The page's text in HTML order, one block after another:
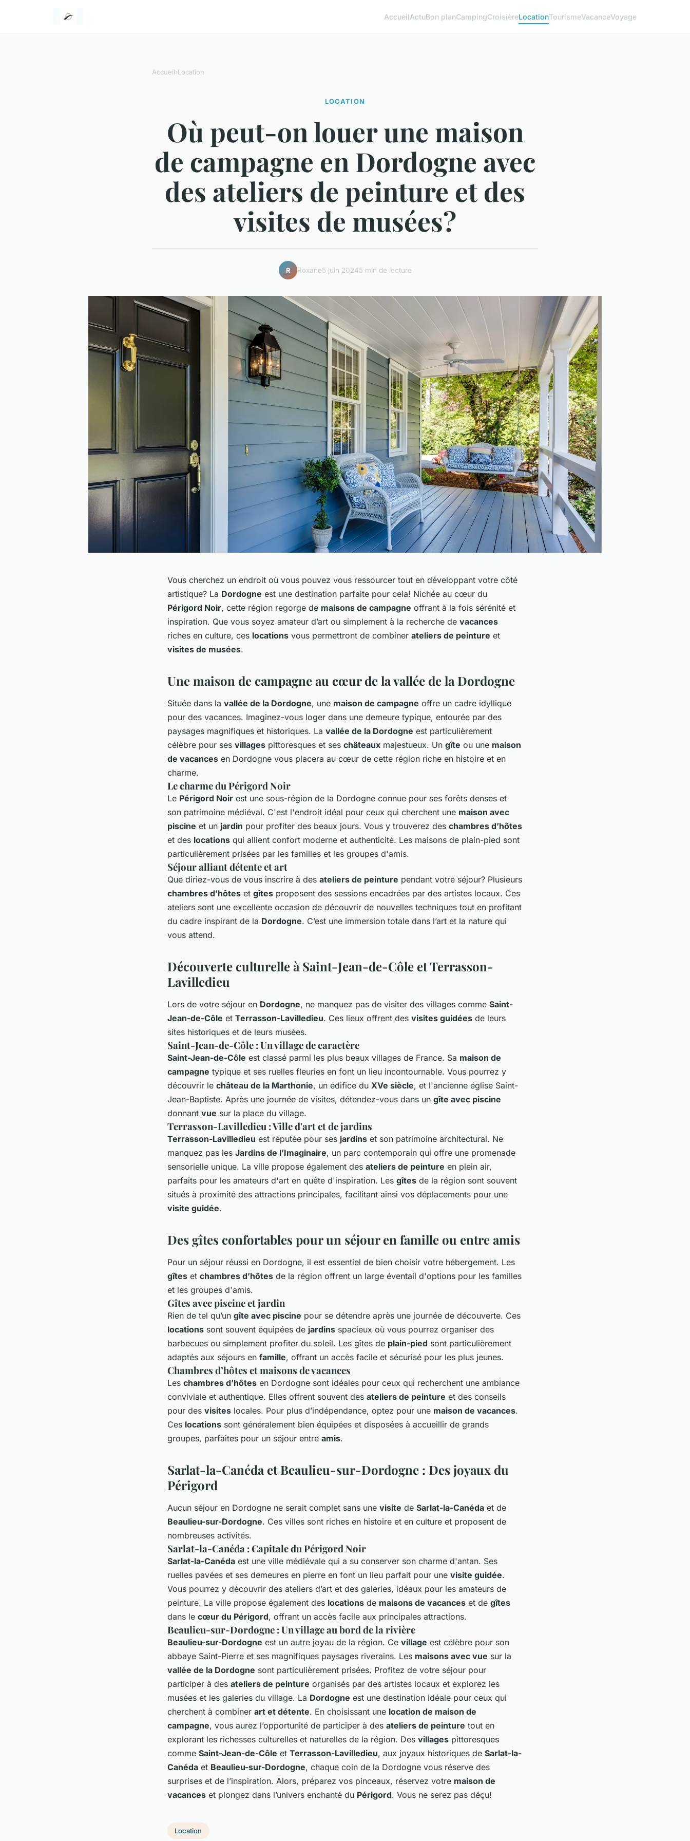
AccueilActuBon planCampingCroisièreLocationTourismeVacanceVoyage
Accueil›Location
LOCATION
Où peut-on louer une maison
de campagne en Dordogne avec
des ateliers de peinture et des
visites de musées?
R Roxane5 juin 20245 min de lecture
Vous cherchez un endroit où vous pouvez vous ressourcer tout en développant votre côté
artistique? La Dordogne est une destination parfaite pour cela! Nichée au cœur du
Périgord Noir, cette région regorge de maisons de campagne offrant à la fois sérénité et
inspiration. Que vous soyez amateur d’art ou simplement à la recherche de vacances
riches en culture, ces locations vous permettront de combiner ateliers de peinture et
visites de musées.
Une maison de campagne au cœur de la vallée de la Dordogne
Située dans la vallée de la Dordogne, une maison de campagne offre un cadre idyllique
pour des vacances. Imaginez-vous loger dans une demeure typique, entourée par des
paysages magnifiques et historiques. La vallée de la Dordogne est particulièrement
célèbre pour ses villages pittoresques et ses châteaux majestueux. Un gîte ou une maison
de vacances en Dordogne vous placera au cœur de cette région riche en histoire et en
charme.
Le charme du Périgord Noir
Le Périgord Noir est une sous-région de la Dordogne connue pour ses forêts denses et
son patrimoine médiéval. C'est l'endroit idéal pour ceux qui cherchent une maison avec
piscine et un jardin pour profiter des beaux jours. Vous y trouverez des chambres d’hôtes
et des locations qui allient confort moderne et authenticité. Les maisons de plain-pied sont
particulièrement prisées par les familles et les groupes d'amis.
Séjour alliant détente et art
Que diriez-vous de vous inscrire à des ateliers de peinture pendant votre séjour? Plusieurs
chambres d’hôtes et gîtes proposent des sessions encadrées par des artistes locaux. Ces
ateliers sont une excellente occasion de découvrir de nouvelles techniques tout en profitant
du cadre inspirant de la Dordogne. C’est une immersion totale dans l’art et la nature qui
vous attend.
Découverte culturelle à Saint-Jean-de-Côle et Terrasson-
Lavilledieu
Lors de votre séjour en Dordogne, ne manquez pas de visiter des villages comme Saint-
Jean-de-Côle et Terrasson-Lavilledieu. Ces lieux offrent des visites guidées de leurs
sites historiques et de leurs musées.
Saint-Jean-de-Côle : Un village de caractère
Saint-Jean-de-Côle est classé parmi les plus beaux villages de France. Sa maison de
campagne typique et ses ruelles fleuries en font un lieu incontournable. Vous pourrez y
découvrir le château de la Marthonie, un édifice du XVe siècle, et l'ancienne église Saint-
Jean-Baptiste. Après une journée de visites, détendez-vous dans un gîte avec piscine
donnant vue sur la place du village.
Terrasson-Lavilledieu : Ville d'art et de jardins
Terrasson-Lavilledieu est réputée pour ses jardins et son patrimoine architectural. Ne
manquez pas les Jardins de l’Imaginaire, un parc contemporain qui offre une promenade
sensorielle unique. La ville propose également des ateliers de peinture en plein air,
parfaits pour les amateurs d'art en quête d'inspiration. Les gîtes de la région sont souvent
situés à proximité des attractions principales, facilitant ainsi vos déplacements pour une
visite guidée.
Des gîtes confortables pour un séjour en famille ou entre amis
Pour un séjour réussi en Dordogne, il est essentiel de bien choisir votre hébergement. Les
gîtes et chambres d’hôtes de la région offrent un large éventail d'options pour les familles
et les groupes d'amis.
Gîtes avec piscine et jardin
Rien de tel qu’un gîte avec piscine pour se détendre après une journée de découverte. Ces
locations sont souvent équipées de jardins spacieux où vous pourrez organiser des
barbecues ou simplement profiter du soleil. Les gîtes de plain-pied sont particulièrement
adaptés aux séjours en famille, offrant un accès facile et sécurisé pour les plus jeunes.
Chambres d’hôtes et maisons de vacances
Les chambres d’hôtes en Dordogne sont idéales pour ceux qui recherchent une ambiance
conviviale et authentique. Elles offrent souvent des ateliers de peinture et des conseils
pour des visites locales. Pour plus d’indépendance, optez pour une maison de vacances.
Ces locations sont généralement bien équipées et disposées à accueillir de grands
groupes, parfaites pour un séjour entre amis.
Sarlat-la-Canéda et Beaulieu-sur-Dordogne : Des joyaux du
Périgord
Aucun séjour en Dordogne ne serait complet sans une visite de Sarlat-la-Canéda et de
Beaulieu-sur-Dordogne. Ces villes sont riches en histoire et en culture et proposent de
nombreuses activités.
Sarlat-la-Canéda : Capitale du Périgord Noir
Sarlat-la-Canéda est une ville médiévale qui a su conserver son charme d'antan. Ses
ruelles pavées et ses demeures en pierre en font un lieu parfait pour une visite guidée.
Vous pourrez y découvrir des ateliers d’art et des galeries, idéaux pour les amateurs de
peinture. La ville propose également des locations de maisons de vacances et de gîtes
dans le cœur du Périgord, offrant un accès facile aux principales attractions.
Beaulieu-sur-Dordogne : Un village au bord de la rivière
Beaulieu-sur-Dordogne est un autre joyau de la région. Ce village est célèbre pour son
abbaye Saint-Pierre et ses magnifiques paysages riverains. Les maisons avec vue sur la
vallée de la Dordogne sont particulièrement prisées. Profitez de votre séjour pour
participer à des ateliers de peinture organisés par des artistes locaux et explorez les
musées et les galeries du village. La Dordogne est une destination idéale pour ceux qui
cherchent à combiner art et détente. En choisissant une location de maison de
campagne, vous aurez l’opportunité de participer à des ateliers de peinture tout en
explorant les richesses culturelles et naturelles de la région. Des villages pittoresques
comme Saint-Jean-de-Côle et Terrasson-Lavilledieu, aux joyaux historiques de Sarlat-la-
Canéda et Beaulieu-sur-Dordogne, chaque coin de la Dordogne vous réserve des
surprises et de l’inspiration. Alors, préparez vos pinceaux, réservez votre maison de
vacances et plongez dans l’univers enchanté du Périgord. Vous ne serez pas déçu!
Location